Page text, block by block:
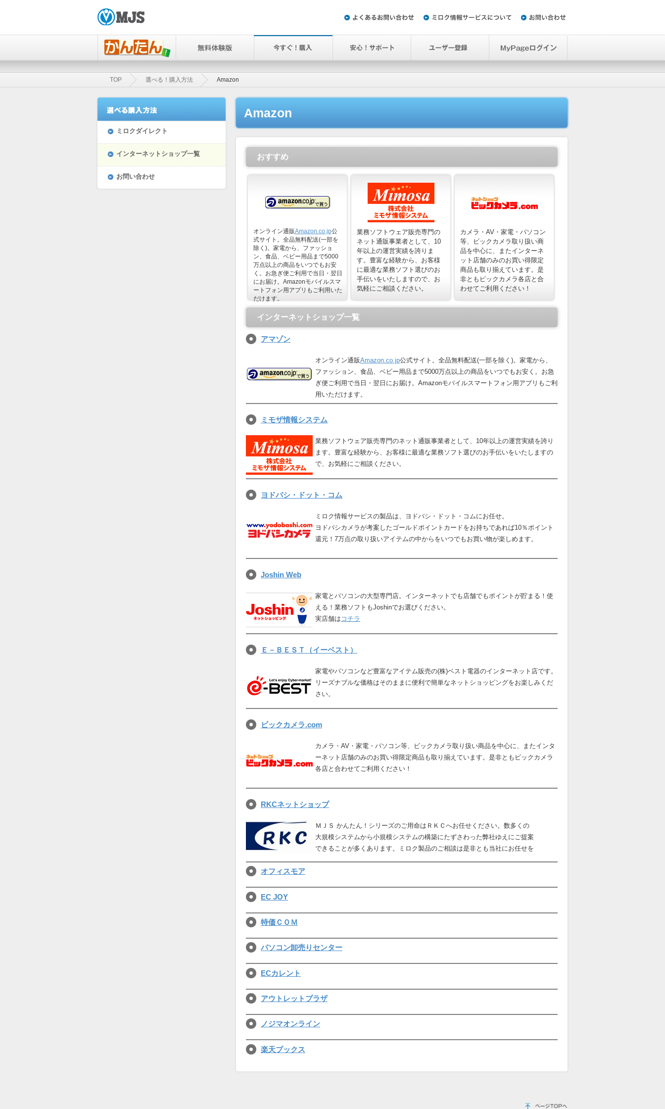
TOP 選べる！購入方法 Amazon
Amazon
おすすめ
オンライン通販Amazon.co.jp公
式サイト。全品無料配送(一部を
除く)。家電から、ファッショ
ン、食品、ベビー用品まで5000
万点以上の商品をいつでもお安
く。お急ぎ便ご利用で当日・翌日
にお届け。Amazonモバイルスマ
ートフォン用アプリもご利用いた
だけます。
業務ソフトウェア販売専門の
ネット通販事業者として、10
年以上の運営実績を誇りま
す。豊富な経験から、お客様
に最適な業務ソフト選びのお
手伝いをいたしますので、お
気軽にご相談ください。
カメラ・AV・家電・パソコン
等、ビックカメラ取り扱い商
品を中心に、またインターネ
ット店舗のみのお買い得限定
商品も取り揃えています。是
非ともビックカメラ各店と合
わせてご利用ください！
インターネットショップ一覧
アマゾン
オンライン通販Amazon.co.jp公式サイト。全品無料配送(一部を除く)。家電から、
ファッション、食品、ベビー用品まで5000万点以上の商品をいつでもお安く。お急
ぎ便ご利用で当日・翌日にお届け。Amazonモバイルスマートフォン用アプリもご利
用いただけます。
ミモザ情報システム
業務ソフトウェア販売専門のネット通販事業者として、10年以上の運営実績を誇り
ます。豊富な経験から、お客様に最適な業務ソフト選びのお手伝いをいたしますの
で、お気軽にご相談ください。
ヨドバシ・ドット・コム
ミロク情報サービスの製品は、ヨドバシ・ドット・コムにお任せ。
ヨドバシカメラが考案したゴールドポイントカードをお持ちであれば10％ポイント
還元！7万点の取り扱いアイテムの中からをいつでもお買い物が楽しめます。
Joshin Web
家電とパソコンの大型専門店。インターネットでも店舗でもポイントが貯まる！使
える！業務ソフトもJoshinでお選びください。
実店舗は コチラ
Ｅ－ＢＥＳＴ（イーベスト）
家電やパソコンなど豊富なアイテム販売の(株)ベスト電器のインターネット店です。
リーズナブルな価格はそのままに便利で簡単なネットショッピングをお楽しみくだ
さい。
ビックカメラ.com
カメラ・AV・家電・パソコン等、ビックカメラ取り扱い商品を中心に、またインタ
ーネット店舗のみのお買い得限定商品も取り揃えています。是非ともビックカメラ
各店と合わせてご利用ください！
RKCネットショップ
ＭＪＳ かんたん！シリーズのご用命はＲＫＣへお任せください。数多くの
大規模システムから小規模システムの構築にたずさわった弊社ゆえにご提案
できることが多くあります。ミロク製品のご相談は是非とも当社にお任せを
オフィスモア
EC JOY
特価ＣＯＭ
パソコン卸売りセンター
ECカレント
アウトレットプラザ
ノジマオンライン
楽天ブックス
ミロクダイレクト
インターネットショップ一覧
お問い合わせ